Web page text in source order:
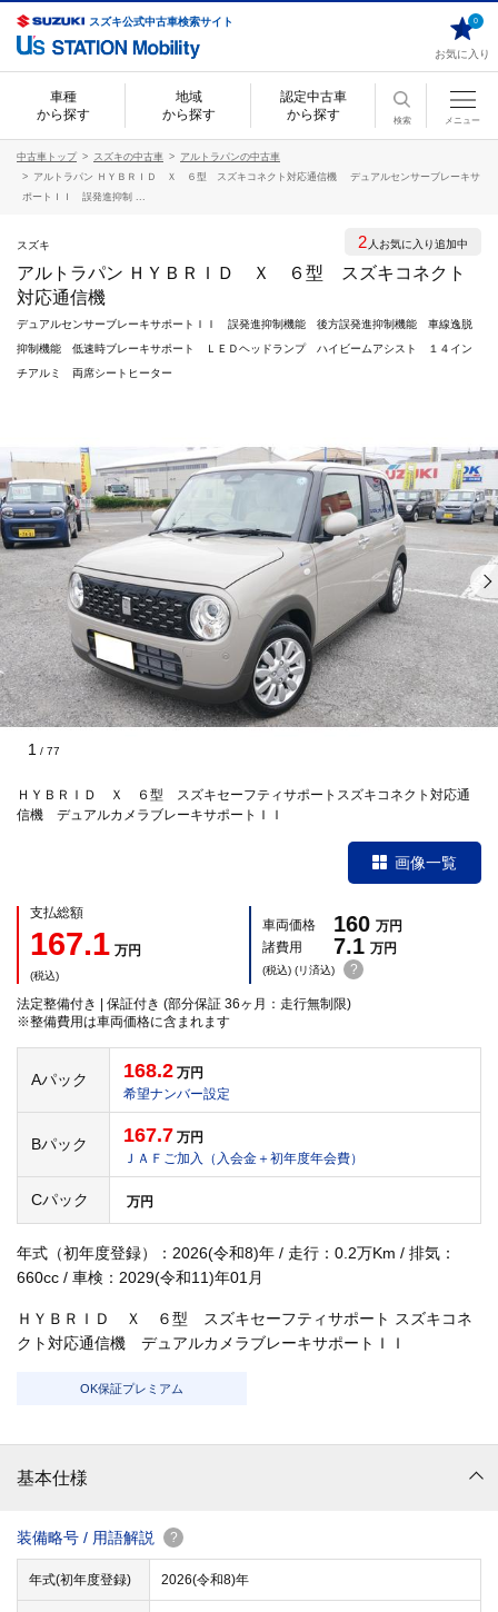
スズキ公式中古車検索サイト
お気に入り
0
車種
から探す
地域
から探す
認定中古車
から探す
検索 メニュー
中古車トップ スズキの中古車
アルトラパンの中古車
アルトラパン ＨＹＢＲＩＤ Ｘ ６型 スズキコネクト対応通信機 デュアルセンサーブレーキサ
ポートＩＩ 誤発進抑制 ...
スズキ
アルトラパン ＨＹＢＲＩＤ Ｘ ６型 スズキコネクト
対応通信機
デュアルセンサーブレーキサポートＩＩ 誤発進抑制機能 後方誤発進抑制機能 車線逸脱
抑制機能 低速時ブレーキサポート ＬＥＤヘッドランプ ハイビームアシスト １４イン
チアルミ 両席シートヒーター
ＨＹＢＲＩＤ Ｘ ６型 スズキセーフティサポートスズキコネクト対応通
信機 デュアルカメラブレーキサポートＩＩ
1 / 77
画像一覧
支払総額
167.1 万円
(税込)
車両価格 160 万円
諸費用
7.1 万円
(税込) (リ済込) ?
法定整備付き | 保証付き (部分保証 36ヶ月：走行無制限)
※整備費用は車両価格に含まれます
Aパック 168.2 万円
希望ナンバー設定
Bパック 167.7 万円
ＪＡＦご加入（入会金＋初年度年会費）
Cパック 万円
年式（初年度登録）：2026(令和8)年 / 走行：0.2万Km / 排気：
660cc / 車検：2029(令和11)年01月
ＨＹＢＲＩＤ Ｘ ６型 スズキセーフティサポート スズキコネ
クト対応通信機 デュアルカメラブレーキサポートＩＩ
OK保証プレミアム
基本仕様
装備略号 / 用語解説 ?
年式(初年度登録) 2026(令和8)年
2 人お気に入り追加中